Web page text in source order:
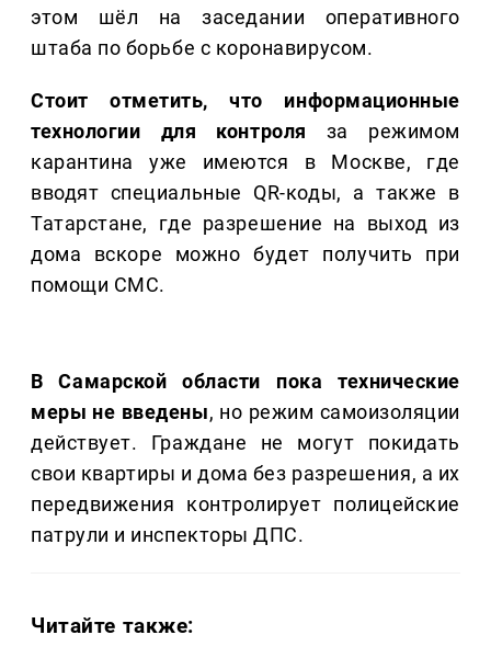
этом шёл на заседании оперативного
штаба по борьбе с коронавирусом.
Стоит отметить, что информационные
технологии для контроля за режимом
карантина уже имеются в Москве, где
вводят специальные QR-коды, а также в
Татарстане, где разрешение на выход из
дома вскоре можно будет получить при
помощи СМС.
В Самарской области пока технические
меры не введены, но режим самоизоляции
действует. Граждане не могут покидать
свои квартиры и дома без разрешения, а их
передвижения контролирует полицейские
патрули и инспекторы ДПС.
Читайте также: